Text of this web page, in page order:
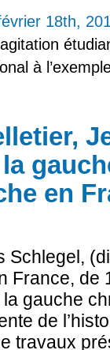
18th,
à
en
Schlegel,
France, de
gauche
de
travaux